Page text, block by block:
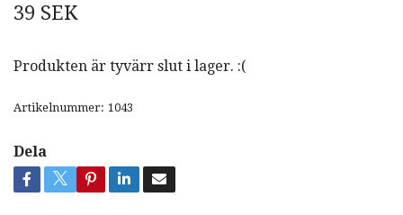
39 SEK
Produkten är tyvärr slut i lager. :(
Artikelnummer: 1043
Dela